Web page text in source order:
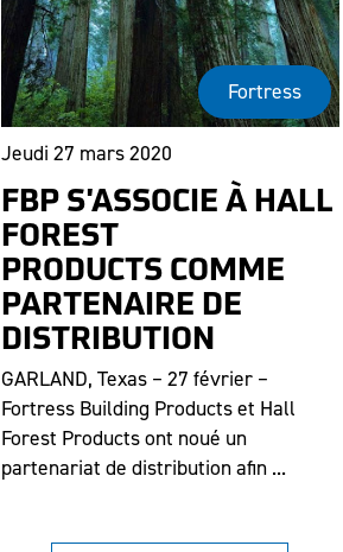
Fortress
Jeudi 27 mars 2020
FBP S'ASSOCIE À HALL
FOREST
PRODUCTS COMME
PARTENAIRE DE
DISTRIBUTION
GARLAND, Texas – 27 février –
Fortress Building Products et Hall
Forest Products ont noué un
partenariat de distribution afin ...